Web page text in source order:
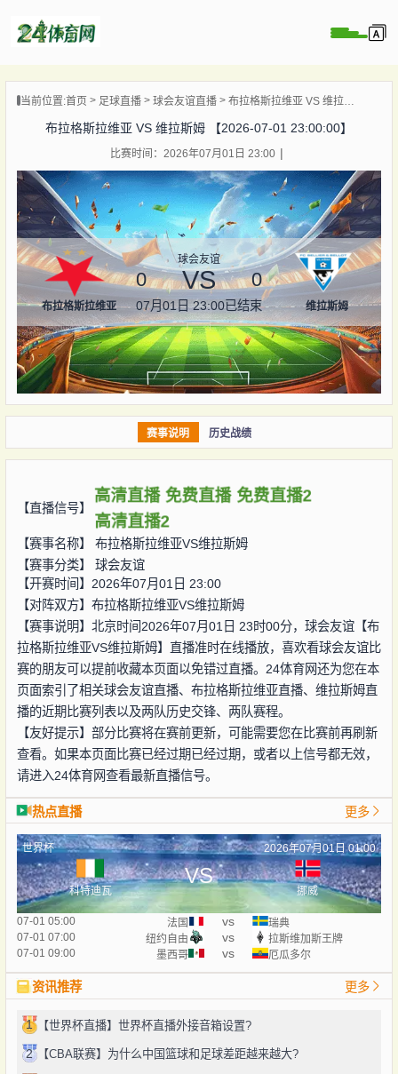
播
播
播
当前位置:首页 足球直播 球会友谊直播 布拉格斯拉维亚 VS 维拉斯姆 【2026-07-01 23:00:00】
布拉格斯拉维亚 VS 维拉斯姆 【2026-07-01 23:00:00】
比赛时间：2026年07月01日 23:00
布拉格斯拉维亚
球会友谊
0 VS 0
07月01日 23:00已结束 维拉斯姆
赛事说明 历史战绩
【直播信号】
高清直播 免费直播 免费直播2
高清直播2
【赛事名称】 布拉格斯拉维亚VS维拉斯姆
【赛事分类】 球会友谊
【开赛时间】2026年07月01日 23:00
【对阵双方】 布拉格斯拉维亚VS维拉斯姆
【赛事说明】北京时间2026年07月01日 23时00分，球会友谊【布
拉格斯拉维亚VS维拉斯姆】直播准时在线播放，喜欢看球会友谊比
赛的朋友可以提前收藏本页面以免错过直播。24体育网还为您在本
页面索引了相关球会友谊直播、布拉格斯拉维亚直播、维拉斯姆直
播的近期比赛列表以及两队历史交锋、两队赛程。
【友好提示】部分比赛将在赛前更新，可能需要您在比赛前再刷新
查看。如果本页面比赛已经过期已经过期，或者以上信号都无效，
请进入24体育网查看最新直播信号。
热点直播 更多
世界杯 2026年07月01日 01:00
科特迪瓦
VS
挪威
07-01 05:00 法国 vs
瑞典
07-01 07:00
纽约自由 vs
拉斯维加斯王牌
07-01 09:00
墨西哥 vs 厄瓜多尔
资讯推荐 更多
1 【世界杯直播】世界杯直播外接音箱设置?
2 【CBA联赛】为什么中国篮球和足球差距越来越大?